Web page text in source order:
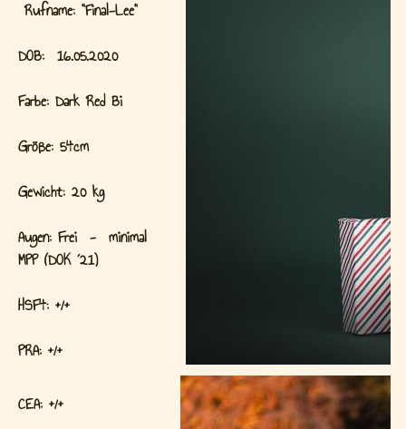
Rufname: "Final-Lee"
DOB: 16.05.2020
Farbe: Dark Red Bi
Größe: 54cm
Gewicht: 20 kg
Augen: Frei - minimal
MPP (DOK ´21)
HSF4: +/+
PRA: +/+
CEA: +/+